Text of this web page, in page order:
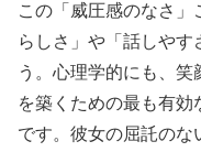
この「威圧感のなさ
らしさ」や「話しやす
う。心理学的にも、
を築くための最も有
です。彼女の屈託のな